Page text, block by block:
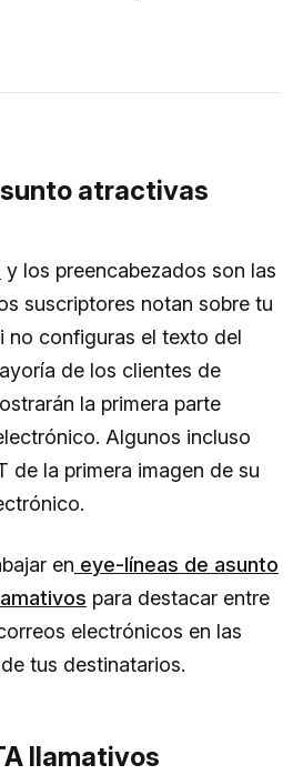
atractivas
y los preencabezados son las
suscriptores notan sobre tu
no configuras el texto del
de los clientes de
la primera parte
Algunos incluso
de la primera imagen de su
en eye-líneas de asunto
para destacar entre
electrónicos en las
tus destinatarios.
llamativos